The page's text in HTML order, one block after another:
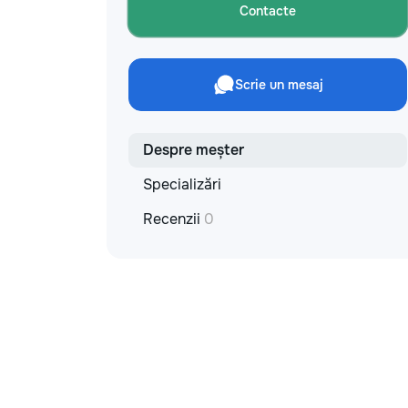
Contacte
Scrie un mesaj
Despre meșter
Specializări
Recenzii 0